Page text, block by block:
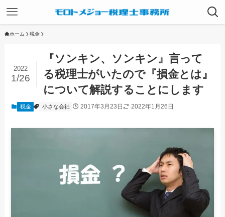
ホーム 税金
『ソンキン、ソンキン』言って
る税理士がいたので『損金とは』
について解説することにします
2022
1/26
税金 小さな会社 2017年3月23日 2022年1月26日